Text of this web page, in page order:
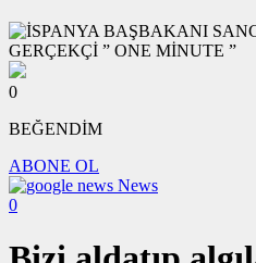
0
BEĞENDİM
ABONE OL
News
0